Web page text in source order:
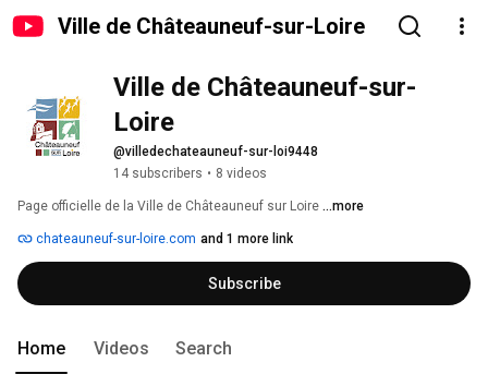
Ville de Châteauneuf-sur-Loire
Ville de Châteauneuf-sur-
Loire
@villedechateauneuf-sur-loi9448
14 subscribers • 8 videos
Page officielle de la Ville de Châteauneuf sur Loire ...more
chateauneuf-sur-loire.com and 1 more link
Subscribe
Home Videos Search